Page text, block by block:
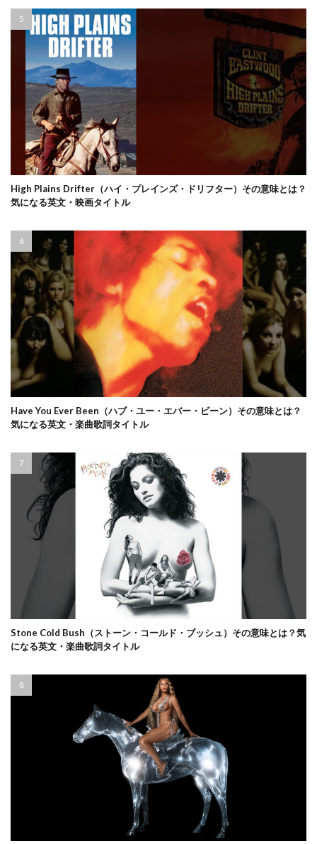
High Plains Drifter（ハイ・プレインズ・ドリフター）その意味とは？
気になる英文・映画タイトル
Have You Ever Been（ハブ・ユー・エバー・ビーン）その意味とは？
気になる英文・楽曲歌詞タイトル
Stone Cold Bush（ストーン・コールド・ブッシュ）その意味とは？気
になる英文・楽曲歌詞タイトル